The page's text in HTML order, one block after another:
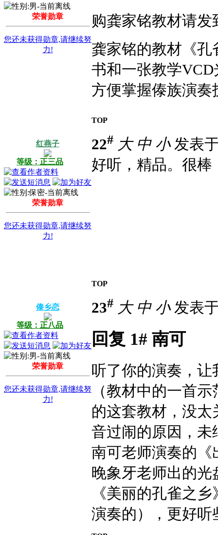
荣誉勋章
您还未获得勋章,请继续努
力!
购龚家铭教材请发
龚家铭的教材《
书和一张教学
方便掌握傣族演
TOP
红燕子
等级：正三品
荣誉勋章
您还未获得勋章,请继续努
力!
22# 大 中 小发表
好听，精品。很棒
TOP
傣乡恋
等级：正八品
荣誉勋章
您还未获得勋章,请继续努
力!
23# 大 中 小发表
回复 1# 南可
听了你的演奏，
（教材中的一首
的这套教材，没
音过闹的原因，未
南可老师演奏的
晚象牙老师出的
《美丽的孔雀之
演奏的），更好